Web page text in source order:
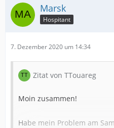
Marsk
Hospitant
7. Dezember 2020 um 14:34
Zitat von TTouareg
Moin zusammen!
Habe mein Problem am